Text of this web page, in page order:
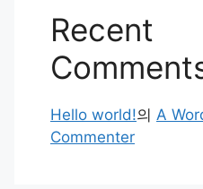
Recent
Hello world!의 A
Commenter